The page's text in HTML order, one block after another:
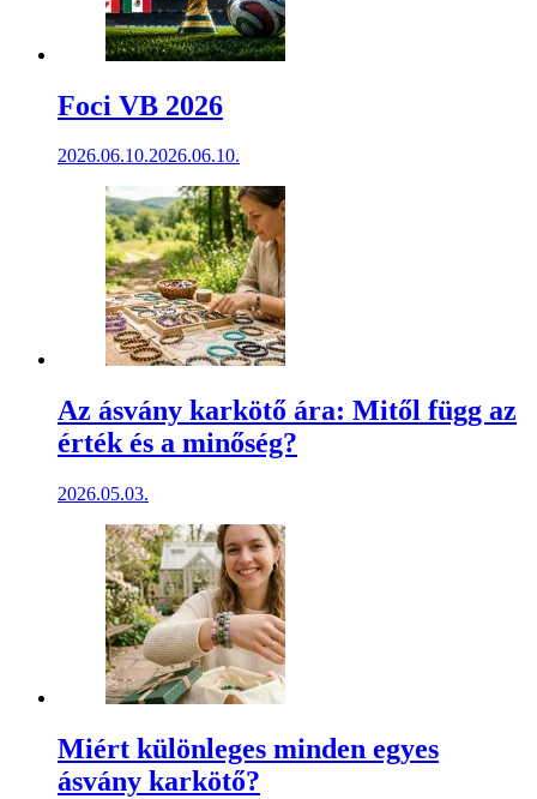
Foci VB 2026
2026.06.10.2026.06.10.
Az ásvány karkötő ára: Mitől függ az
érték és a minőség?
2026.05.03.
Miért különleges minden egyes
ásvány karkötő?